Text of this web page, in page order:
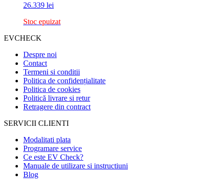
26.339 lei
Stoc epuizat
EVCHECK
Despre noi
Contact
Termeni si conditii
Politica de confidențialitate
Politica de cookies
Politică livrare si retur
Retragere din contract
SERVICII CLIENTI
Modalitati plata
Programare service
Ce este EV Check?
Manuale de utilizare si instructiuni
Blog